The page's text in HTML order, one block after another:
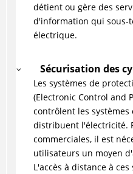
détient ou gère des
d'information qui
électrique.
Sécurisation des
Les systèmes de
(Electronic Control and
contrôlent les
distribuent l'électricité.
commerciales, il est
utilisateurs un moyen
L'accès à distance à